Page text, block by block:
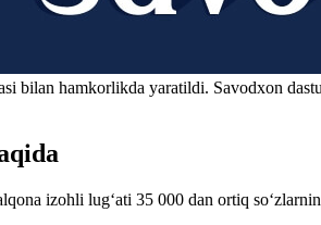
bilan hamkorlikda yaratildi. Savodxon
izohli lug‘ati 35 000 dan ortiq